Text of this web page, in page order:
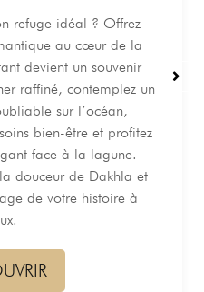
refuge idéal ? Offrez-
au cœur de la
devient un souvenir
raffiné, contemplez un
sur l’océan,
bien-être et profitez
face à la lagune.
douceur de Dakhla et
de votre histoire à